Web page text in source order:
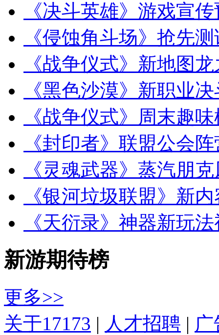
《决斗英雄》游戏宣
《侵蚀角斗场》抢先
《战争仪式》新地图
《黑色沙漠》新职业
《战争仪式》周末趣
《封印者》联盟公会
《灵魂武器》蒸汽朋
《银河垃圾联盟》新
《天衍录》神器新玩
新游期待榜
更多>>
关于17173 | 人才招聘 |